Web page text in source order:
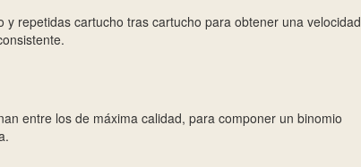
repetidas cartucho tras cartucho para obtener una velocidad
entre los de máxima calidad, para componer un binomio